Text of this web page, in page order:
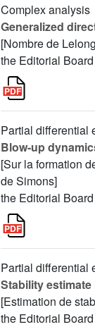
Complex analysis
Generalized
[Nombre de
the Editorial Board
Partial differential
Blow-up
[Sur la formation
de Simons]
the Editorial Board
Partial differential
Stability
[Estimation de
the Editorial Board